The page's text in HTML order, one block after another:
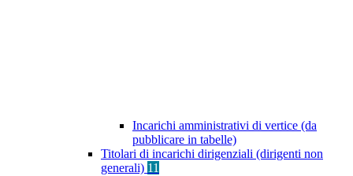
Incarichi amministrativi di vertice (da
pubblicare in tabelle)
Titolari di incarichi dirigenziali (dirigenti non
generali) 11